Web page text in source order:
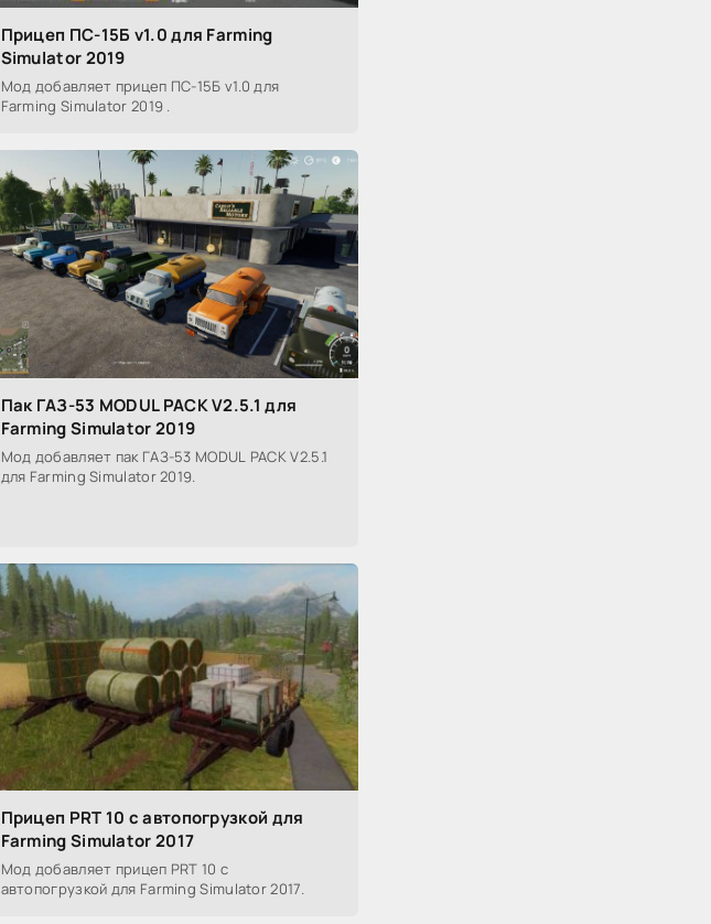
Прицеп ПС-15Б v1.0 для Farming
Simulator 2019
Мод добавляет прицеп ПС-15Б v1.0 для
Farming Simulator 2019 .
Пак ГАЗ-53 MODUL PACK V2.5.1 для
Farming Simulator 2019
Мод добавляет пак ГАЗ-53 MODUL PACK V2.5.1
для Farming Simulator 2019.
Прицеп PRT 10 с автопогрузкой для
Farming Simulator 2017
Мод добавляет прицеп PRT 10 с
автопогрузкой для Farming Simulator 2017.